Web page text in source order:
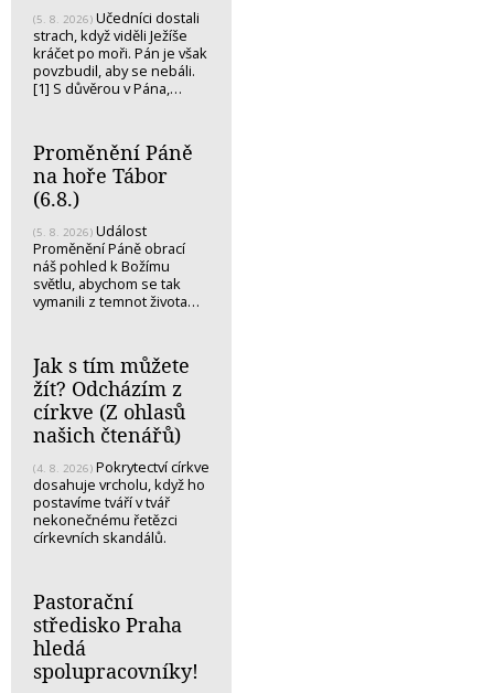
(5. 8. 2026) Učedníci dostali
strach, když viděli Ježíše
kráčet po moři. Pán je však
povzbudil, aby se nebáli.
[1] S důvěrou v Pána,…
Proměnění Páně
na hoře Tábor
(6.8.)
(5. 8. 2026) Událost
Proměnění Páně obrací
náš pohled k Božímu
světlu, abychom se tak
vymanili z temnot života…
Jak s tím můžete
žít? Odcházím z
církve (Z ohlasů
našich čtenářů)
(4. 8. 2026) Pokrytectví církve
dosahuje vrcholu, když ho
postavíme tváří v tvář
nekonečnému řetězci
církevních skandálů.
Pastorační
středisko Praha
hledá
spolupracovníky!